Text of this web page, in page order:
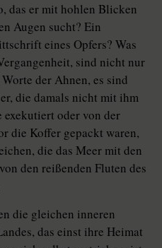
das er mit hohlen Blicken
Augen sucht? Ein
eines Opfers? Was
sind nicht nur
der Ahnen, es sind
die damals nicht mit ihm
oder von der
die Koffer gepackt waren,
die das Meer mit den
den reißenden Fluten des
die gleichen inneren
das einst ihre Heimat